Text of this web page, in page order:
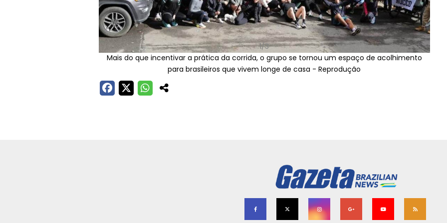
a prática da corrida, o grupo se tornou um espaço de acolhimento
Reprodução
2/3
O que começou como um pequeno grupo,
comunidade ativa, unida pelo esporte e pelo